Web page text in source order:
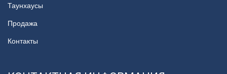
Таунхаусы
Продажа
Контакты